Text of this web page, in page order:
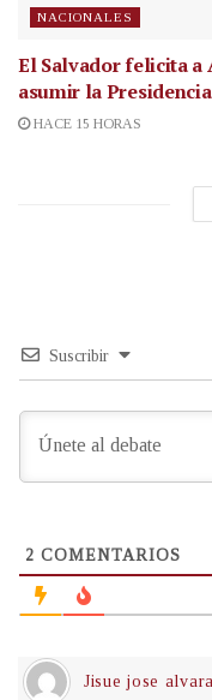
NACIONALES
El Salvador felicita a
asumir la
HACE 15 HORAS
Suscribir
2 COMENTARIOS
Jisue jose